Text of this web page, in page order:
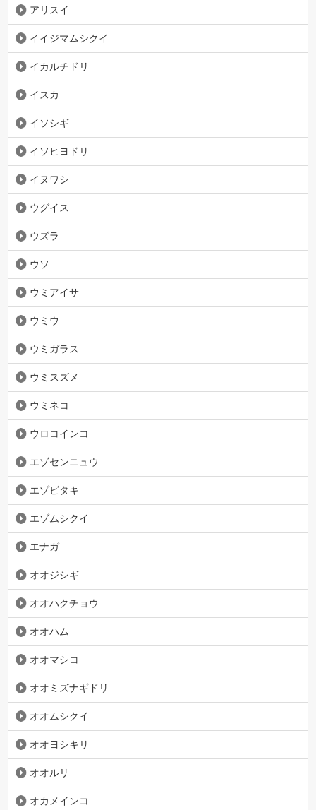
アリスイ
イイジマムシクイ
イカルチドリ
イスカ
イソシギ
イソヒヨドリ
イヌワシ
ウグイス
ウズラ
ウソ
ウミアイサ
ウミウ
ウミガラス
ウミスズメ
ウミネコ
ウロコインコ
エゾセンニュウ
エゾビタキ
エゾムシクイ
エナガ
オオジシギ
オオハクチョウ
オオハム
オオマシコ
オオミズナギドリ
オオムシクイ
オオヨシキリ
オオルリ
オカメインコ